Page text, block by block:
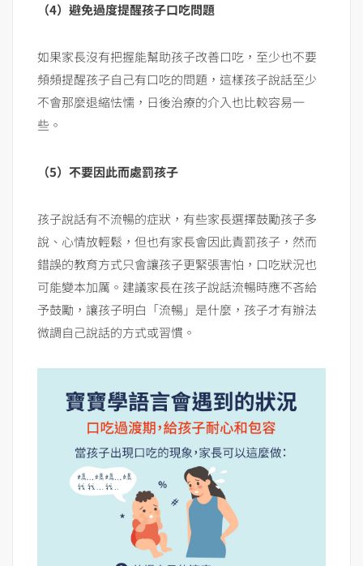
（4）避免過度提醒孩子口吃問題
如果家長沒有把握能幫助孩子改善口吃，至少也不要
頻頻提醒孩子自己有口吃的問題，這樣孩子說話至少
不會那麼退縮怯懦，日後治療的介入也比較容易一
些。
（5）不要因此而處罰孩子
孩子說話有不流暢的症狀，有些家長選擇鼓勵孩子多
說、心情放輕鬆，但也有家長會因此責罰孩子，然而
錯誤的教育方式只會讓孩子更緊張害怕，口吃狀況也
可能變本加厲。建議家長在孩子說話流暢時應不吝給
予鼓勵，讓孩子明白「流暢」是什麼，孩子才有辦法
微調自己說話的方式或習慣。